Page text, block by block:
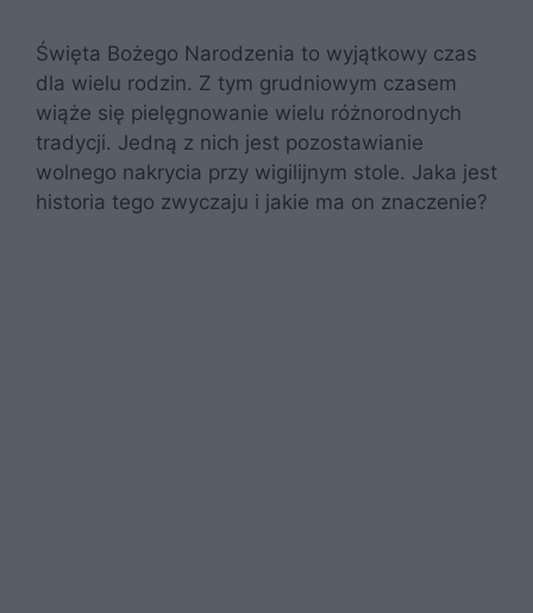
Święta Bożego Narodzenia to wyjątkowy czas
dla wielu rodzin. Z tym grudniowym czasem
wiąże się pielęgnowanie wielu różnorodnych
tradycji. Jedną z nich jest pozostawianie
wolnego nakrycia przy wigilijnym stole. Jaka jest
historia tego zwyczaju i jakie ma on znaczenie?